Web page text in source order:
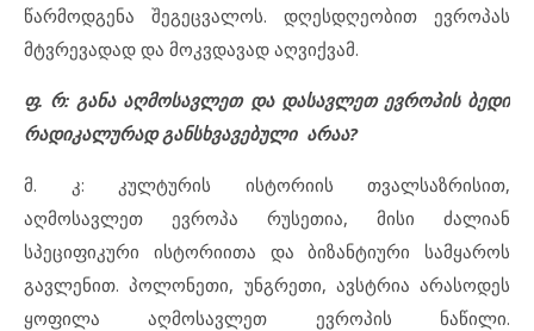
წარმოდგენა შეგეცვალოს. დღესდღეობით ევროპას
მტვრევადად და მოკვდავად აღვიქვამ.
ფ. რ: განა აღმოსავლეთ და დასავლეთ ევროპის ბედი
რადიკალურად განსხვავებული არაა?
მ. კ: კულტურის ისტორიის თვალსაზრისით,
აღმოსავლეთ ევროპა რუსეთია, მისი ძალიან
სპეციფიკური ისტორიითა და ბიზანტიური სამყაროს
გავლენით. პოლონეთი, უნგრეთი, ავსტრია არასოდეს
ყოფილა აღმოსავლეთ ევროპის ნაწილი.